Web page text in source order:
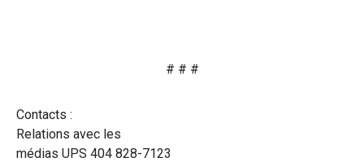
# # #
Contacts :
Relations avec les
médias UPS 404 828-7123